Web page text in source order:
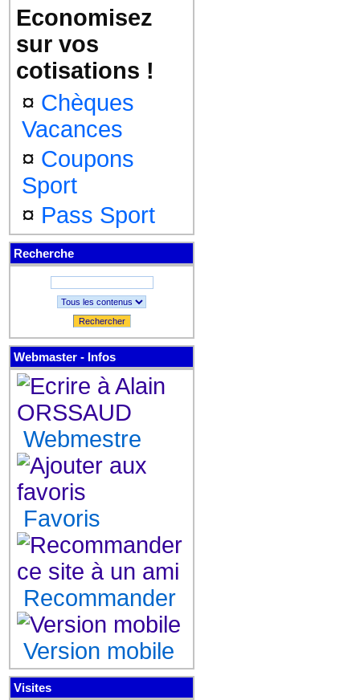
Economisez
sur vos
cotisations !
¤ Chèques
Vacances
¤ Coupons
Sport
¤ Pass Sport
Recherche
Rechercher
Webmaster - Infos
Webmestre
Favoris
Recommander
Version mobile
Visites